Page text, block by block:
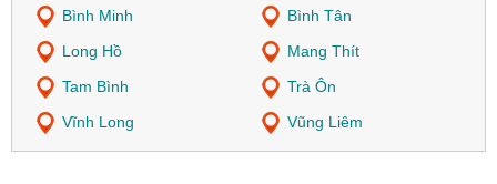
Bình Minh
Bình Tân
Long Hồ
Mang Thít
Tam Bình
Trà Ôn
Vĩnh Long
Vũng Liêm